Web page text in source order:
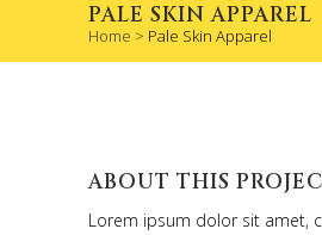
PALE SKIN APPAREL
Home > Pale Skin Apparel
ABOUT THIS
Lorem ipsum dolor sit amet,